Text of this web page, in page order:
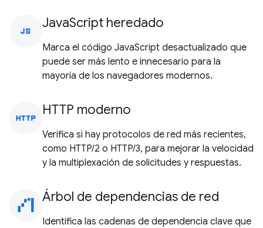
javascript JavaScript heredado
Marca el código JavaScript desactualizado que
puede ser más lento e innecesario para la
mayoría de los navegadores modernos.
http HTTP moderno
Verifica si hay protocolos de red más recientes,
como HTTP/2 o HTTP/3, para mejorar la velocidad
y la multiplexación de solicitudes y respuestas.
waterfall_chart Árbol de dependencias de red
Identifica las cadenas de dependencia clave que